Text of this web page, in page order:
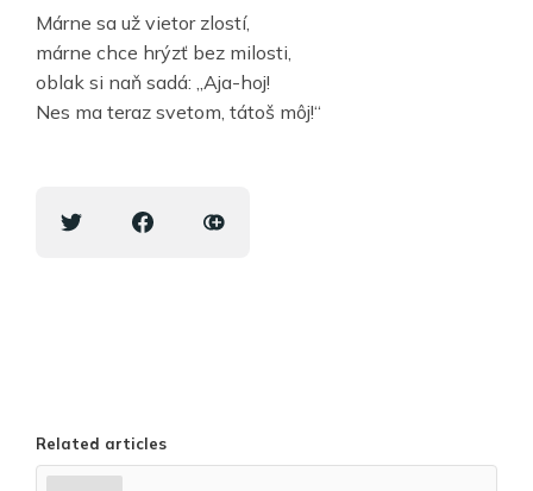
Márne sa už vietor zlostí,
márne chce hrýzť bez milosti,
oblak si naň sadá: „Aja-hoj!
Nes ma teraz svetom, tátoš môj!“
Related articles